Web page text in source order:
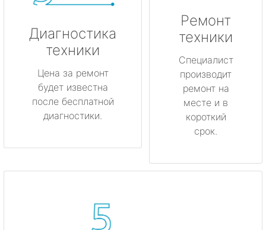
Диагностика
техники
Цена за ремонт
будет известна
после бесплатной
диагностики.
Ремонт
техники
Специалист
производит
ремонт на
месте и в
короткий
срок.